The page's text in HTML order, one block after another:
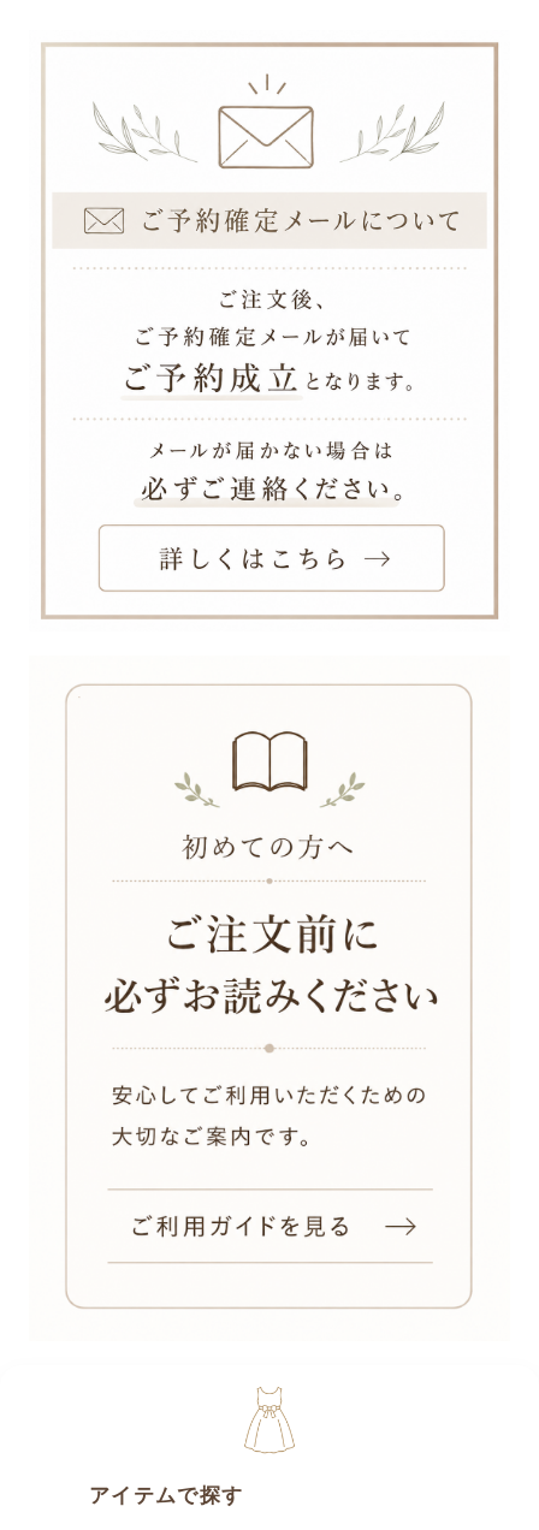
アイテムで探す